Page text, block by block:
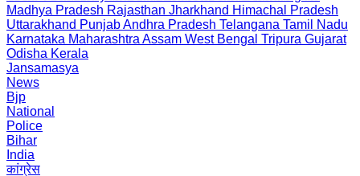
Madhya Pradesh Rajasthan Jharkhand Himachal Pradesh
Uttarakhand PunjabAndhra Pradesh Telangana Tamil Nadu
Karnataka Maharashtra Assam West Bengal Tripura Gujarat
Odisha Kerala
Jansamasya
News
Bjp
National
Police
Bihar
India
कांग्रेस